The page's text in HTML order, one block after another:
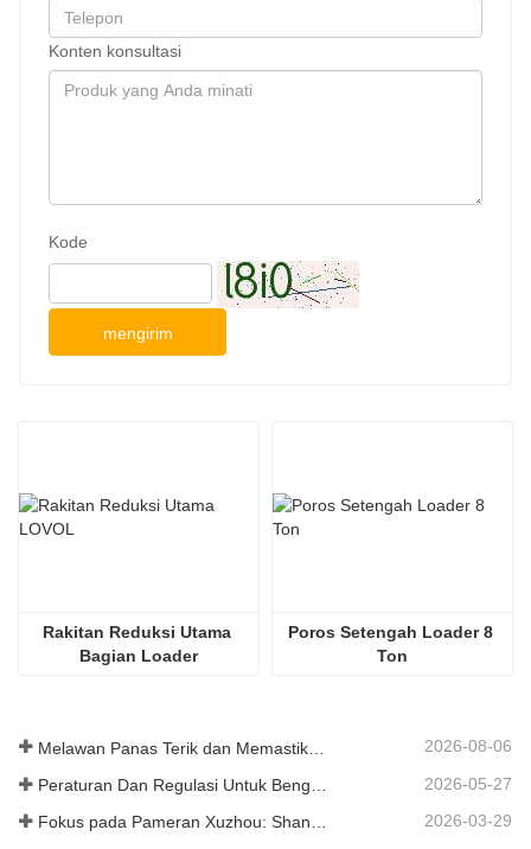
Konten konsultasi
Kode
mengirim
Rakitan Reduksi Utama
Bagian Loader
Poros Setengah Loader 8
Ton
2026-08-06
2026-05-27
Fokus pada Pameran Xuzhou: Shandong Zhaokun Engineering Machinery Co., Ltd. Menginterpretasikan Kekuatan Baru Suku Cadang Loader dengan "Keunggulan Sumber" 2026-03-29